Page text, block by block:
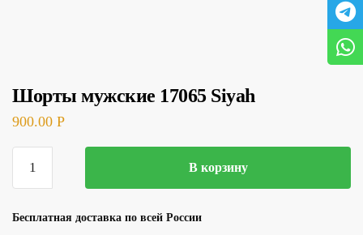
Шорты мужские 17065 Siyah
900.00 Р
товара
мужские
В корзину
Бесплатная доставка по всей России